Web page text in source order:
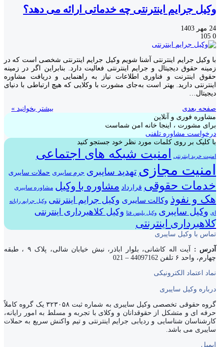
وکیل جرایم اینترنتی چه خدماتی ارائه می دهد؟
24 مهر 1403
0
با وکیل جرایم اینترنتی آشنا شویم وکیل جرایم اینترنتی شخصی است که در
زمینه حقوق دیجیتال و جرایم اینترنتی فعالیت دارد. بنابراین اگر در زمینه
حقوق اینترنت و فناوری اطلاعات نیاز به راهنمایی و دریافت مشاوره
اینترنتی دارید. بهتر است به‌جای مشورت با وکلایی که هیچ ارتباطی با دنیای
دیجیتال…
بیشتر بخوانید »
صفحه بعدی
مشاوره فوری و آنلاین
برای مشورت ، اینجا خانه امن شماست
درخواست مشاوره تلفنی
با کلیک بر روی کلمات مورد نظر خود جستجو کنید
امنیت خرید اینترنتی امنیت شبکه های اجتماعی
امنیت مجازی تهدید سایبری جرم سایبری حملات سایبری
خدمات حقوقی قرارداد مشاوره با وکیل مشاوره سایبری
هک و نفوذ وکالت سایبری وکیل جرایم اینترنتی وکیل جرایم رایانه
ای وکیل سایبری وکیل پلیس فتا وکیل کلاهبرداری اینترنتی
کلاهبرداری اینترنتی
تماس با وکیل سایبری
آدرس :
آیت اله کاشانی، بلوار اباذر، نبش خیابان شالی، پلاک ۹ ، طبقه
چهارم، واحد ۶ تلفن 44097162 – 021
نماد اعتماد الکترونیکی
درباره وکیل سایبری
گروه حقوقی تخصصی وکیل سایبری به شماره ثبت ۳۲۳۰۵۸ یک گروه کاملاً
حرفه ای و متشکل از حقوقدانان و وکلای با تجربه و مسلط به امور رایانه،
کارشناسان شناسایی و ردیابی جرایم اینترنتی و تیم واکنش سریع به حملات
سایبری می باشد.
ایمیل